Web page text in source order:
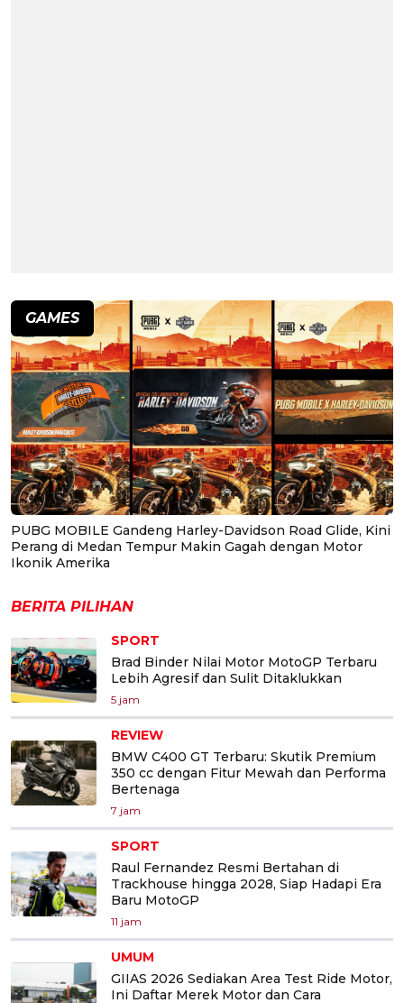
GAMES
PUBG MOBILE Gandeng Harley-Davidson Road Glide, Kini
Perang di Medan Tempur Makin Gagah dengan Motor
Ikonik Amerika
BERITA PILIHAN
SPORT
Brad Binder Nilai Motor MotoGP Terbaru
Lebih Agresif dan Sulit Ditaklukkan
5 jam
REVIEW
BMW C400 GT Terbaru: Skutik Premium
350 cc dengan Fitur Mewah dan Performa
Bertenaga
7 jam
SPORT
Raul Fernandez Resmi Bertahan di
Trackhouse hingga 2028, Siap Hadapi Era
Baru MotoGP
11 jam
UMUM
GIIAS 2026 Sediakan Area Test Ride Motor,
Ini Daftar Merek Motor dan Cara